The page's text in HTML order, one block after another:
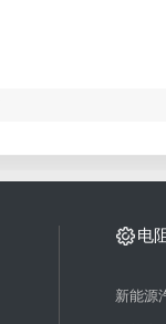
电
新能源